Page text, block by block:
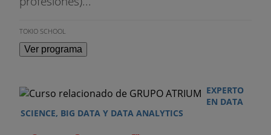
TOKIO SCHOOL
Ver programa
EXPERTO
EN DATA
SCIENCE, BIG DATA Y DATA ANALYTICS